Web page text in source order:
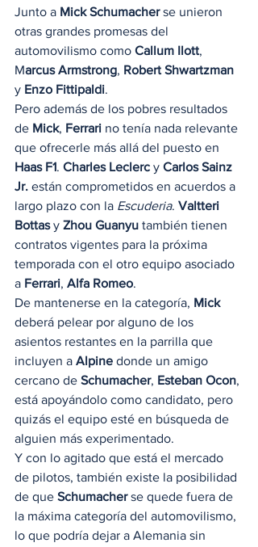
Junto a Mick Schumacher se unieron
otras grandes promesas del
automovilismo como Callum Ilott,
Marcus Armstrong, Robert Shwartzman
y Enzo Fittipaldi.
Pero además de los pobres resultados
de Mick, Ferrari no tenía nada relevante
que ofrecerle más allá del puesto en
Haas F1. Charles Leclerc y Carlos Sainz
Jr. están comprometidos en acuerdos a
largo plazo con la Escuderia. Valtteri
Bottas y Zhou Guanyu también tienen
contratos vigentes para la próxima
temporada con el otro equipo asociado
a Ferrari, Alfa Romeo.
De mantenerse en la categoría, Mick
deberá pelear por alguno de los
asientos restantes en la parrilla que
incluyen a Alpine donde un amigo
cercano de Schumacher, Esteban Ocon,
está apoyándolo como candidato, pero
quizás el equipo esté en búsqueda de
alguien más experimentado.
Y con lo agitado que está el mercado
de pilotos, también existe la posibilidad
de que Schumacher se quede fuera de
la máxima categoría del automovilismo,
lo que podría dejar a Alemania sin